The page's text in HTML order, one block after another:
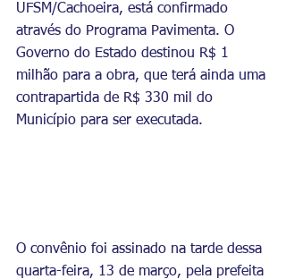
UFSM/Cachoeira, está confirmado
através do Programa Pavimenta. O
Governo do Estado destinou R$ 1
milhão para a obra, que terá ainda uma
contrapartida de R$ 330 mil do
Município para ser executada.
O convênio foi assinado na tarde dessa
quarta-feira, 13 de março, pela prefeita